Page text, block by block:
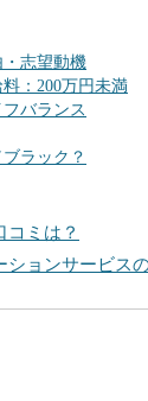
志望動機
：200万円未満
バランス
ラック？
コミは？
ションサービス